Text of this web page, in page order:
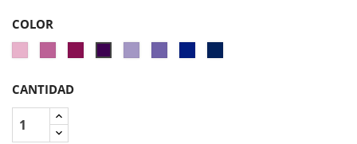
COLOR
PÚRPURAVIOLETAPÚRPURAPÚRPURA
VIOLETAVIOLETAVIOLETAVIOLETA
CANTIDAD